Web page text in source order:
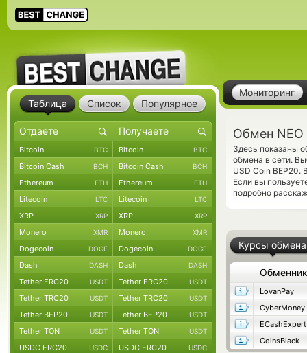
Мониторинг
Обмен NEO
Здесь показаны
обмена в сети.
USD Coin BEP20.
Если вы
подробно
Курсы обмена
Обменник
LovanPay
CyberMoney
ECashExpert
CoinsBlack
Таблица Список Популярное
Bitcoin BTC Bitcoin BTC
Bitcoin Cash BCH Bitcoin Cash BCH
Ethereum ETH Ethereum ETH
Litecoin LTC Litecoin LTC
XRP XRP XRP XRP
Monero XMR Monero XMR
Dogecoin DOGE Dogecoin DOGE
Dash DASH Dash DASH
Tether ERC20 USDT Tether ERC20 USDT
Tether TRC20 USDT Tether TRC20 USDT
Tether BEP20 USDT Tether BEP20 USDT
Tether TON USDT Tether TON USDT
USDC ERC20 USDC USDC ERC20 USDC